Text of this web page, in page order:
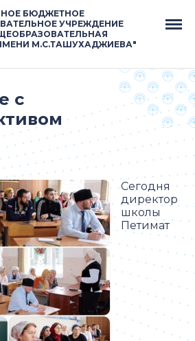
БЮДЖЕТНОЕ
УЧРЕЖДЕНИЕ
М.С.ТАШУХАДЖИЕВА"
с
Сегодня
директор
школы
Петимат